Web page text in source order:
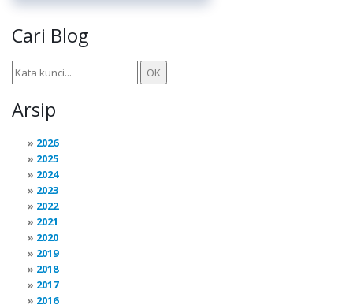
Cari Blog
Arsip
2026
2025
2024
2023
2022
2021
2020
2019
2018
2017
2016